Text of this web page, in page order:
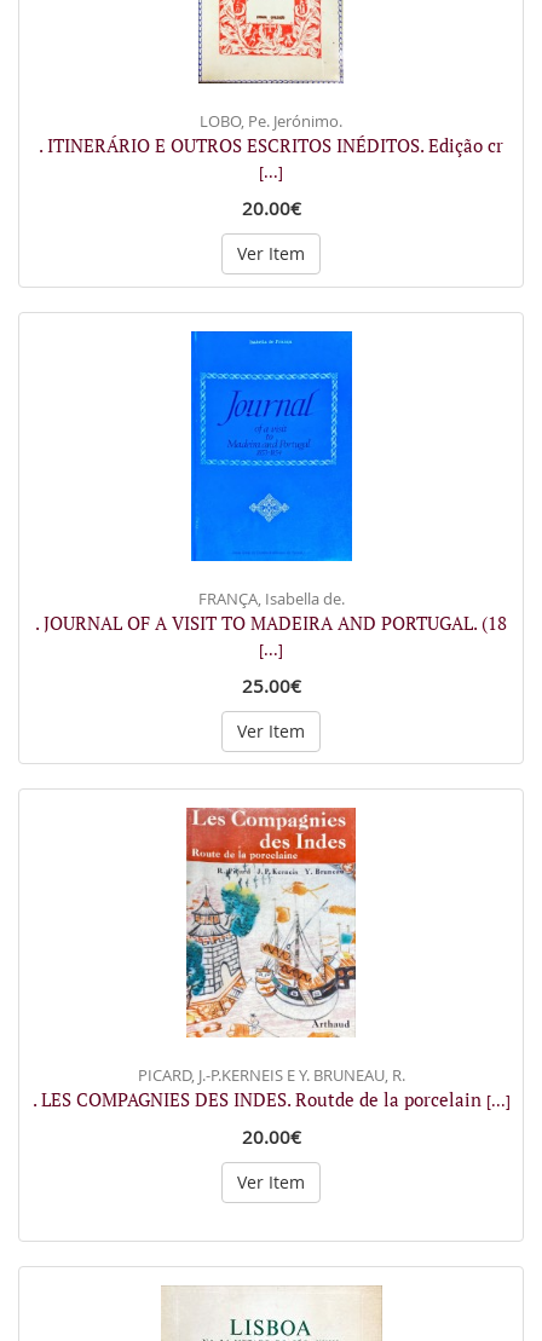
LOBO, Pe. Jerónimo.
. ITINERÁRIO E OUTROS ESCRITOS INÉDITOS. Edição cr
[...]
20.00€
Ver Item
FRANÇA, Isabella de.
. JOURNAL OF A VISIT TO MADEIRA AND PORTUGAL. (18
[...]
25.00€
Ver Item
PICARD, J.-P.KERNEIS E Y. BRUNEAU, R.
. LES COMPAGNIES DES INDES. Routde de la porcelain [...]
20.00€
Ver Item